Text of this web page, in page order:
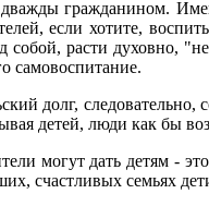
дважды гражданином.
если хотите,
собой, расти духовно,
самовоспитание.
долг,
детей, люди как бы
могут дать детям -
счастливых семьях